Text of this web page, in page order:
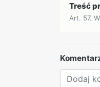
Treść
Art. 57.